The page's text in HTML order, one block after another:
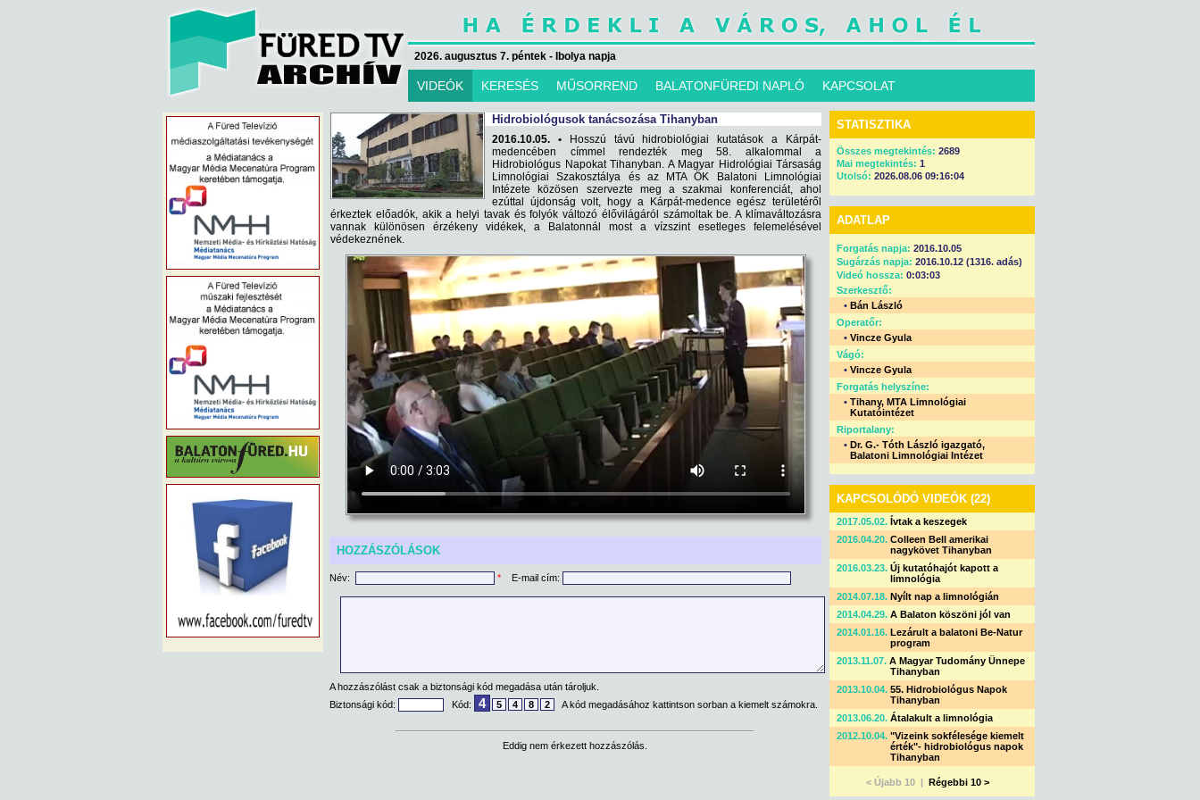
2026. augusztus 7. péntek - Ibolya napja
VIDEÓK KERESÉS MŰSORREND BALATONFÜREDI NAPLÓ KAPCSOLAT
Hidrobiológusok tanácsozása Tihanyban
2016.10.05. •Hosszú távú hidrobiológiai kutatások a Kárpát-
medencében címmel rendezték meg 58. alkalommal a
Hidrobiológus Napokat Tihanyban. A Magyar Hidrológiai Társaság
Limnológiai Szakosztálya és az MTA ÖK Balatoni Limnológiai
Intézete közösen szervezte meg a szakmai konferenciát, ahol
ezúttal újdonság volt, hogy a Kárpát-medence egész területéről
érkeztek előadók, akik a helyi tavak és folyók változó élővilágáról számoltak be. A klímaváltozásra
vannak különösen érzékeny vidékek, a Balatonnál most a vízszint esetleges felemelésével
védekeznének.
HOZZÁSZÓLÁSOK
Név: * E-mail cím:
A hozzászólást csak a biztonsági kód megadása után tároljuk.
Biztonsági kód:
Kód: 4 5 4 8 2 A kód megadásához kattintson sorban a kiemelt számokra.
Eddig nem érkezett hozzászólás.
STATISZTIKA
Összes megtekintés: 2689
Mai megtekintés: 1
Utolsó: 2026.08.06 09:16:04
ADATLAP
Forgatás napja: 2016.10.05
Sugárzás napja: 2016.10.12 (1316. adás)
Videó hossza: 0:03:03
Szerkesztő:
• Bán László
Operatőr:
• Vincze Gyula
Vágó:
• Vincze Gyula
Forgatás helyszíne:
• Tihany, MTA Limnológiai
Kutatóintézet
Riportalany:
• Dr. G.- Tóth László igazgató,
Balatoni Limnológiai Intézet
KAPCSOLÓDÓ VIDEÓK (22)
2017.05.02. Ívtak a keszegek
2016.04.20. Colleen Bell amerikai
nagykövet Tihanyban
2016.03.23. Új kutatóhajót kapott a
limnológia
2014.07.18. Nyílt nap a limnológián
2014.04.29. A Balaton köszöni jól van
2014.01.16. Lezárult a balatoni Be-Natur
program
2013.11.07. A Magyar Tudomány Ünnepe
Tihanyban
2013.10.04. 55. Hidrobiológus Napok
Tihanyban
2013.06.20. Átalakult a limnológia
2012.10.04. "Vizeink sokfélesége kiemelt
érték"- hidrobiológus napok
Tihanyban
< Újabb 10 | Régebbi 10 >